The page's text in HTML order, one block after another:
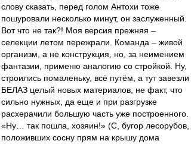
слову сказать, перед голом Антохи тоже
пошуровали несколько минут, он заслуженный.
Вот что не так?! Моя версия прежняя –
селекции летом пережрали. Команда – живой
организм, а не конструкция, но, за неимением
фантазии, применю аналогию со стройкой. Ну,
строились помаленьку, всё путём, а тут завезли
БЕЛАЗ целый новых материалов, не факт, что
сильно нужных, да еще и при разгрузке
расхерачили большую часть уже построенного.
«Ну… так пошла, хозяин!» (С, бугор лесорубов,
положивших сосну прям на крышу дома